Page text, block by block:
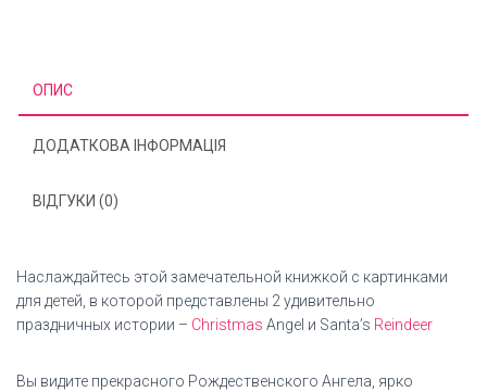
ОПИС
ДОДАТКОВА ІНФОРМАЦІЯ
ВІДГУКИ (0)
Наслаждайтесь этой замечательной книжкой с картинками
для детей, в которой представлены 2 удивительно
праздничных истории – Christmas Angel и Santa’s Reindeer
Вы видите прекрасного Рождественского Ангела, ярко